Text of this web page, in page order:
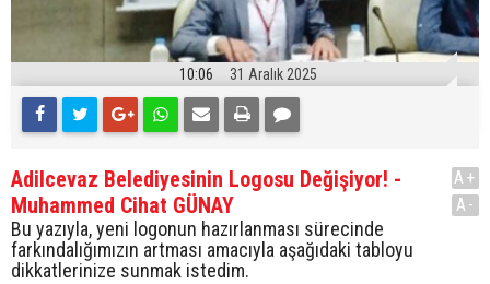
10:06 31 Aralık 2025
Adilcevaz Belediyesinin Logosu Değişiyor! -
Muhammed Cihat GÜNAY
Bu yazıyla, yeni logonun hazırlanması sürecinde
farkındalığımızın artması amacıyla aşağıdaki tabloyu
dikkatlerinize sunmak istedim.
A+
A-